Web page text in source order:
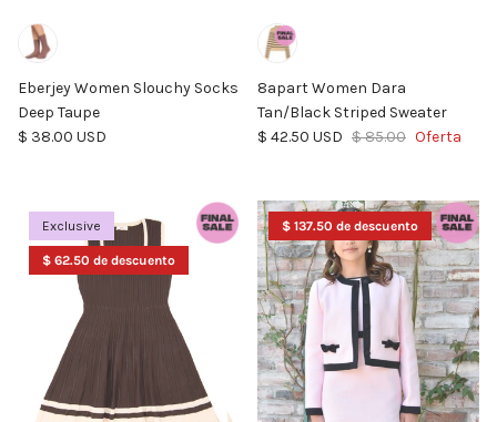
Eberjey Women Slouchy Socks
Deep Taupe
Precio normal
$ 38.00 USD
8apart Women Dara
Tan/Black Striped Sweater
Precio de venta
$ 42.50 USD Precio normal
$ 85.00 Oferta
Exclusive
$ 62.50 de descuento
$ 137.50 de descuento